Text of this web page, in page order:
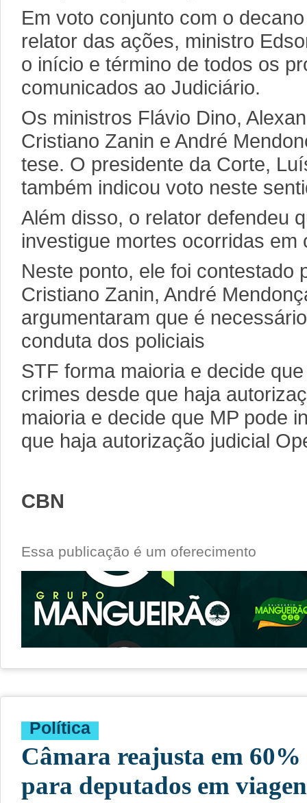
Em voto conjunto com o
relator das ações, ministro
o início e término de todos os
comunicados ao Judiciário.
Os ministros Flávio Dino,
Cristiano Zanin e André
tese. O presidente da Corte,
também indicou voto neste
Além disso, o relator defendeu
investigue mortes ocorridas em
Neste ponto, ele foi contestado
Cristiano Zanin, André
argumentaram que é
conduta dos policiais
STF forma maioria e decide
crimes desde que haja
maioria e decide que MP pode
que haja autorização judicial
CBN
Essa publicação é um oferecimento
Política
Câmara reajusta em
para deputados em